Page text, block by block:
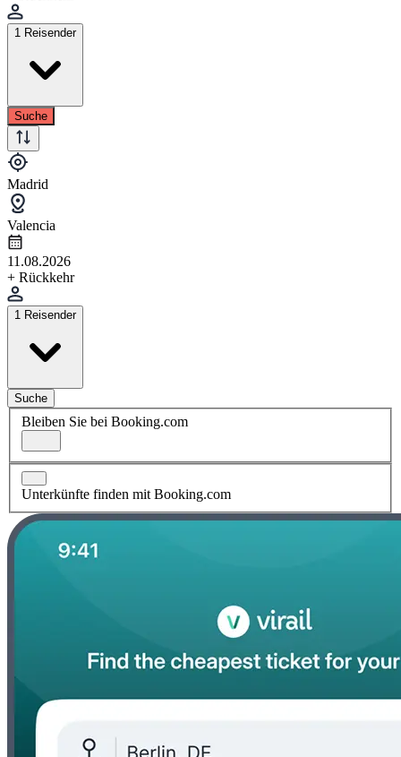
1 Reisender
Suche
Madrid
Valencia
11.08.2026
+ Rückkehr
1 Reisender
Suche
Bleiben Sie bei Booking.com
Unterkünfte finden mit Booking.com